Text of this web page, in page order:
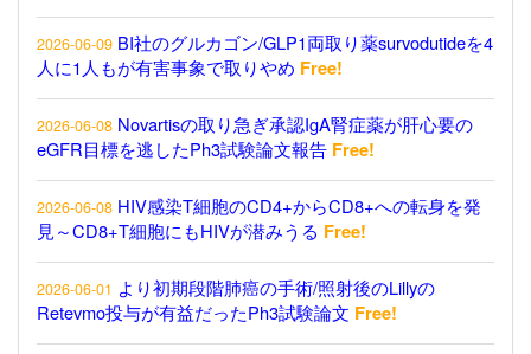
2026-06-09 BI社のグルカゴン/GLP1両取り薬survodutideを4
人に1人もが有害事象で取りやめ Free!
2026-06-08 Novartisの取り急ぎ承認IgA腎症薬が肝心要の
eGFR目標を逃したPh3試験論文報告 Free!
2026-06-08 HIV感染T細胞のCD4+からCD8+への転身を発
見～CD8+T細胞にもHIVが潜みうる Free!
2026-06-01 より初期段階肺癌の手術/照射後のLillyの
Retevmo投与が有益だったPh3試験論文 Free!